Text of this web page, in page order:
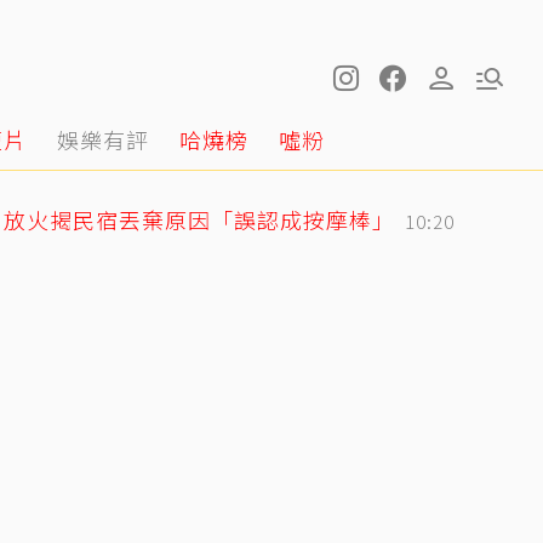
娛樂有評 哈燒榜 噓粉
火揭民宿丟棄原因「誤認成按摩棒」 10:20